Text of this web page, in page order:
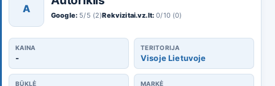
A
Google: 5/5 (2)Rekvizitai.vz.lt: 0/10 (0)
KAINA
-
TERITORIJA
Visoje Lietuvoje
BŪKLĖ MARKĖ